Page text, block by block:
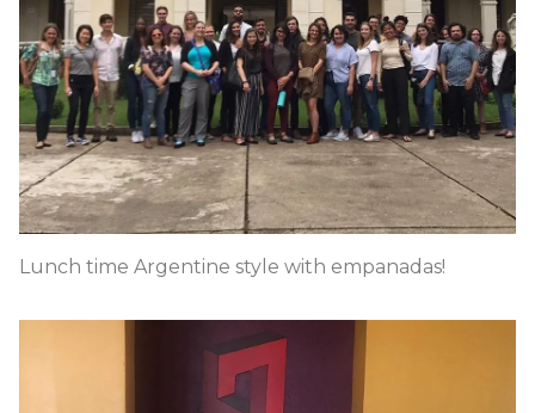
Lunch time Argentine style with empanadas!